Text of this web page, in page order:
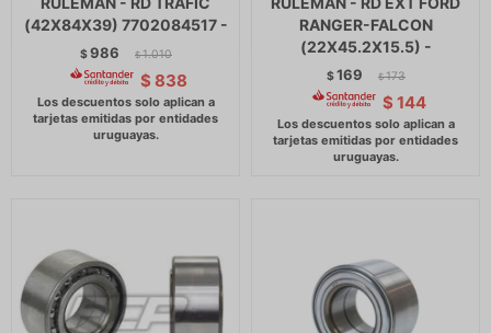
(42X84X39) 7702084517 -
$986 $ 1.010
$ 838
RANGER-FALCON
(22X45.2X15.5) -
$169 $ 173
$ 144